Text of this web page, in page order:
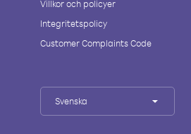
Villkor och policyer
Integritetspolicy
Customer Complaints Code
Svenska